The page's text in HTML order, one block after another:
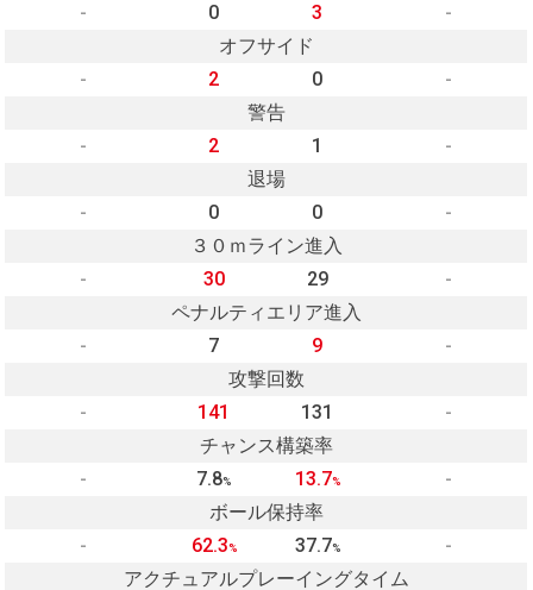
-
0 3
-
オフサイド
-
2 0
-
警告
-
2 1
-
退場
-
0 0
-
３０ｍライン進入
-
30 29
-
ペナルティエリア進入
-
7 9
-
攻撃回数
-
141 131
-
チャンス構築率
-
7.8% 13.7%
-
ボール保持率
-
62.3% 37.7%
-
アクチュアルプレーイングタイム